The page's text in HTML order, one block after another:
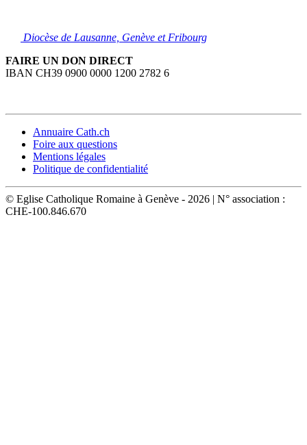
Diocèse de Lausanne, Genève et Fribourg
FAIRE UN DON DIRECT
IBAN CH39 0900 0000 1200 2782 6
Annuaire Cath.ch
Foire aux questions
Mentions légales
Politique de confidentialité
© Eglise Catholique Romaine à Genève - 2026 | N° association :
CHE-100.846.670